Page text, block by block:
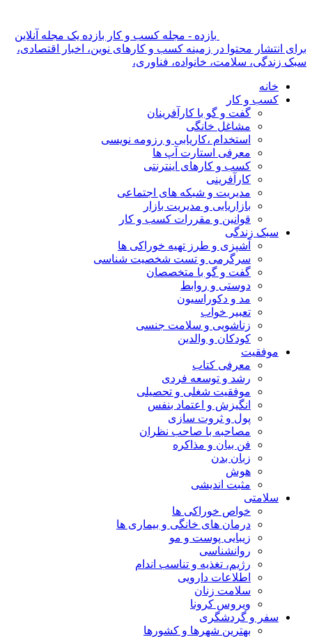
بازده - مجله کسب و کار بازده یک مجله آنلاین
برای انتشار محتوا در زمینه کسب و کارهای نوین، اخبار اقتصادی،
سبک زندگی، سلامت، خانواده، فناوری،
خانه
کسب و کار
گفت و گو با کارآفرینان
مشاغل خانگی
استخدام ،کاریابی و رزومه نویسی
معرفی استارت آپ ها
کسب و کارهای اینترنتی
کارآفرینی
مدیریت و شبکه های اجتماعی
بازاریابی و مدیریت بازار
قوانین و مقررات کسب و کار
سبک زندگی
آشپزی و طرز تهیه خوراکی ها
سرگرمی و تست شخصیت شناسی
گفت و گو با متخصصان
دوستی و روابط
مد و دکوراسیون
تعبیر خواب
زناشویی و سلامت جنسی
کودکان و والدین
موفقیت
معرفی کتاب
رشد و توسعه فردی
موفقیت شغلی و تحصیلی
انگیزش و اعتماد بنفس
پول و ثروت سازی
مصاحبه با صاحب نظران
فن بیان و مذاکره
زبان بدن
هوش
مثبت اندیشی
سلامتی
خواص خوراکی ها
درمان های خانگی و بیماری ها
زیبایی پوست و مو
روانشناسی
رژیم، تغذیه و تناسب اندام
اطلاعات دارویی
سلامت زنان
ویروس کرونا
سفر و گردشگری
بهترین شهرها و کشورها